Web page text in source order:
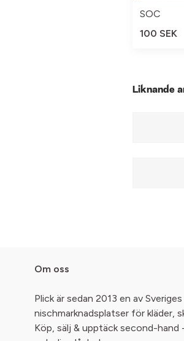
SOC
100 SEK
Liknande
Om oss
Plick är sedan 2013 en av
nischmarknadsplatser för kläder,
Köp, sälj & upptäck second-hand